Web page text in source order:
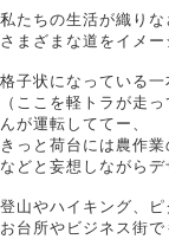
私たちの生活が織り
さまざまな道をイメー
格子状になっている一
（ここを軽トラが走
んが運転しててー、
きっと荷台には農作
などと妄想しながらデ
登山やハイキング、
お台所やビジネス街